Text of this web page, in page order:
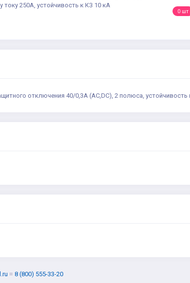
току 250А, устойчивость к КЗ 10 кА
0 шт
отключения 40/0,3А (AC,DC), 2 полюса,
≡ 8 (800) 555-33-20